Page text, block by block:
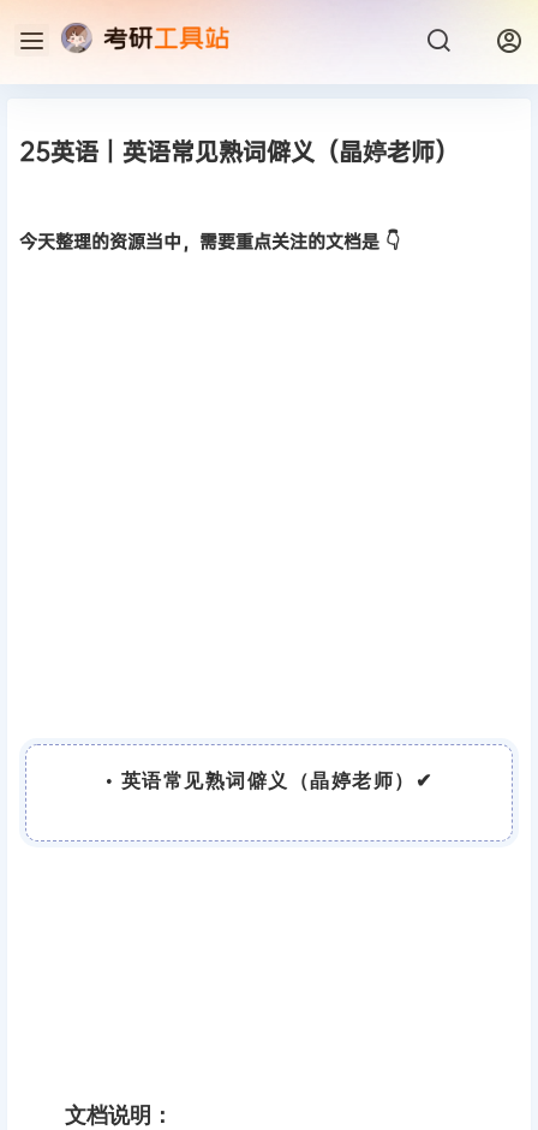
25英语丨英语常见熟词僻义（晶婷老师）
今天整理的资源当中，需要重点关注的文档是 👇
• 英语常见熟词僻义（晶婷老师）✔
文档说明：